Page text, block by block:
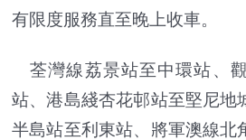
有限度服務直至晚上收車。
荃灣線荔景站至中環站、
站、港島綫杏花邨站至堅尼地
半島站至利東站、將軍澳線北